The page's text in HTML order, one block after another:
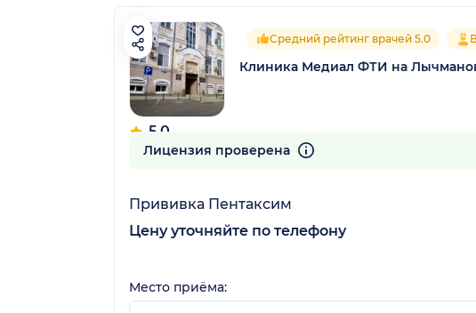
5.0
22 отзыва
Средний рейтинг врачей 5.0
Клиника Медиал ФТИ на
Лицензия проверена
Прививка Пентаксим
Цену уточняйте по телефону
Место приёма: